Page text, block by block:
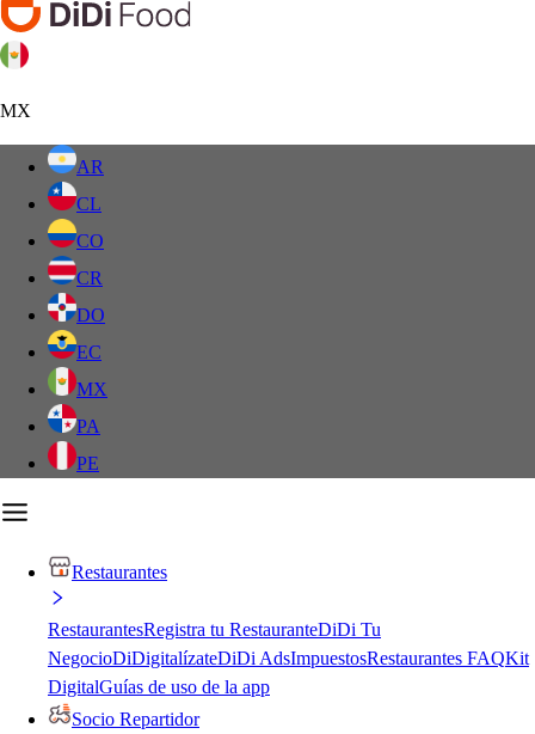
MX
AR
CL
CO
CR
DO
EC
MX
PA
PE
Restaurantes
RestaurantesRegistra tu RestauranteDiDi Tu
NegocioDiDigitalízateDiDi AdsImpuestosRestaurantes FAQKit
DigitalGuías de uso de la app
Socio Repartidor